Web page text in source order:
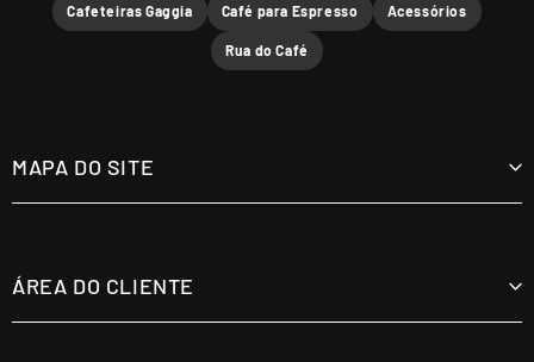
Cafeteiras Gaggia Café para Espresso Acessórios
Rua do Café
MAPA DO SITE
ÁREA DO CLIENTE